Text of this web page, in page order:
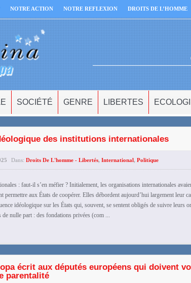
NOTRE ACTION NOTRE REFLEXION DROITS DE L’HOMME
SOCIÉTÉ GENRE LIBERTES
des institutions internationales
Dans: Droits De L'homme - Libertés, International, Politique
: faut-il s’en méfier ? Initialement, les organisations internationales
permettre aux États de coopérer. Elles débordent aujourd’hui largement leur
idéologique sur les États qui, souvent, se sentent obligés de suivre leurs
de nulle part : des fondations privées (com ...
écrit aux députés européens qui doivent
parentalité